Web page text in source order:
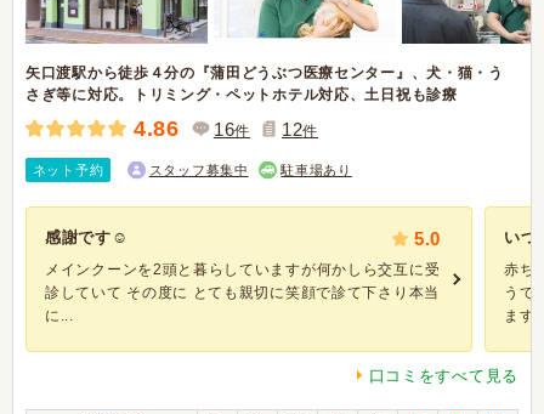
矢口渡駅から徒歩４分の『蒲田どうぶつ医療センター』、犬・猫・う
さぎ等に対応。トリミング・ペットホテル対応、土日祝も診療
4.86 16件 12件
ネット予約 スタッフ募集中 駐車場あり
感謝です☺️ 5.0
メインクーンを2頭と暮らしていますが何かしら交互に受
診していて その度に とても親切に笑顔で診て下さり本当
に...
いつ
赤ち
うで
ます
口コミをすべて見る